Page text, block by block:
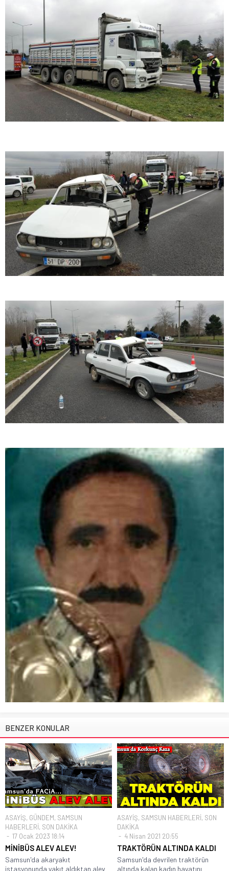
BENZER KONULAR
ASAYİŞ, GÜNDEM, SAMSUN
HABERLERİ, SON DAKİKA
17 Ocak 2023 18:14
MİNİBÜS ALEV ALEV!
Samsun'da akaryakıt
istasyonunda yakıt aldıktan alev
ASAYİŞ, SAMSUN HABERLERİ, SON
DAKİKA
4 Nisan 2021 20:55
TRAKTÖRÜN ALTINDA KALDI
Samsun'da devrilen traktörün
altında kalan kadın hayatını